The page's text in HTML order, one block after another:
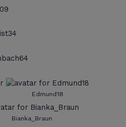
Edmund18
Bianka_Braun